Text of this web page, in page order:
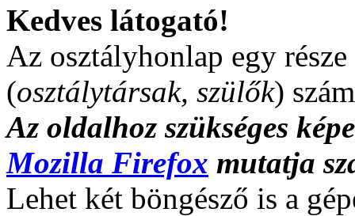
Kedves látogató!
Az osztályhonlap egy
(osztálytársak, szülők)
Az oldalhoz szükséges
Mozilla Firefox mutatja
Lehet két böngésző is a